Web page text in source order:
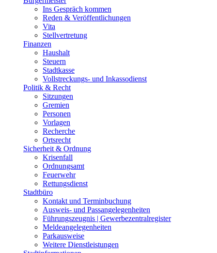
Ins Gespräch kommen
Reden & Veröffentlichungen
Vita
Stellvertretung
Finanzen
Haushalt
Steuern
Stadtkasse
Vollstreckungs- und Inkassodienst
Politik & Recht
Sitzungen
Gremien
Personen
Vorlagen
Recherche
Ortsrecht
Sicherheit & Ordnung
Krisenfall
Ordnungsamt
Feuerwehr
Rettungsdienst
Stadtbüro
Kontakt und Terminbuchung
Ausweis- und Passangelegenheiten
Führungszeugnis | Gewerbezentralregister
Meldeangelegenheiten
Parkausweise
Weitere Dienstleistungen